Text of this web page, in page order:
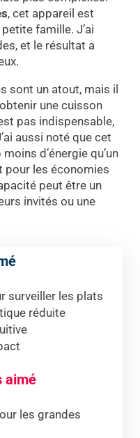
, cet appareil est
famille. J’ai
et le résultat a
sont un atout, mais il
une cuisson
pas indispensable,
aussi noté que cet
d’énergie qu’un
pour les économies
peut être un
invités ou une
surveiller les plats
réduite
aimé
les grandes